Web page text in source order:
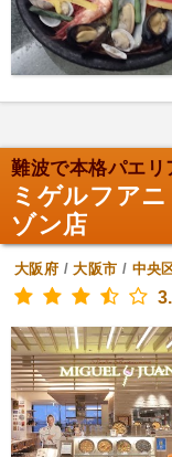
難波で本格パエリ
ミゲルフア
ゾン店
大阪府 /大阪市 / 中央